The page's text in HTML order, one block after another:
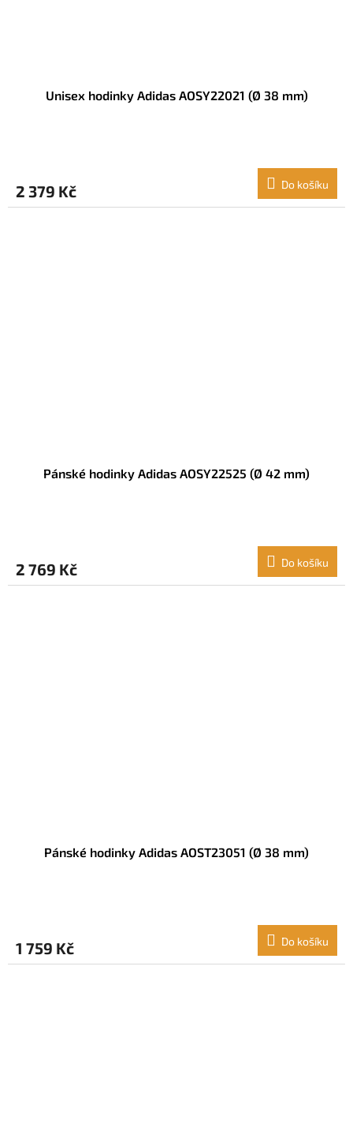
Unisex hodinky Adidas AOSY22021 (Ø 38 mm)
2 379 Kč Do košíku
Pánské hodinky Adidas AOSY22525 (Ø 42 mm)
2 769 Kč Do košíku
Pánské hodinky Adidas AOST23051 (Ø 38 mm)
1 759 Kč Do košíku